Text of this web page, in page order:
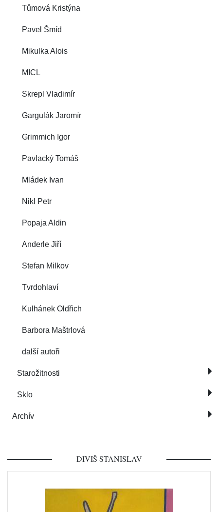
Tůmová Kristýna
Pavel Šmíd
Mikulka Alois
MICL
Skrepl Vladimír
Gargulák Jaromír
Grimmich Igor
Pavlacký Tomáš
Mládek Ivan
Nikl Petr
Popaja Aldin
Anderle Jiří
Stefan Milkov
Tvrdohlaví
Kulhánek Oldřich
Barbora Maštrlová
další autoři
Starožitnosti
Sklo
Archív
DIVIŠ STANISLAV